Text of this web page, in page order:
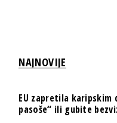
NAJNOVIJE
EU zapretila karipskim
pasoše“ ili gubite